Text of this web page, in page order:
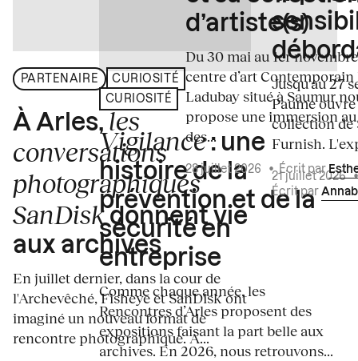
PARTENAIRE CURIOSITÉ
À Arles, les
conversations
photographiques
SanDiskdonnent vie
aux archives
En juillet dernier, dans la cour de
l'Archevêché, Fisheye et SanDisk ont
imaginé un nouveau format de
rencontre photographique. À...
CURIOSITÉ
Vigilance: une
histoire de la
prévention et de la
sécurité en
entreprise
Comme chaque année, les
Rencontres d’Arles proposent des
expositions faisant la part belle aux
archives. En 2026, nous retrouvons...
d’artiste(s)
Du 30 mai au 1er
centre d’art Contemporain
Ladubay situé à Saumur
propose une immersion
des...
28 juillet 2026 •Écrit par
Jusqu'au 27
Paume
collection de
Furnish.
21 juillet 2026
Écrit par